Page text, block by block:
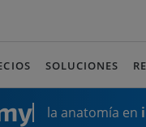
SOLUCIONES
la anatomía en